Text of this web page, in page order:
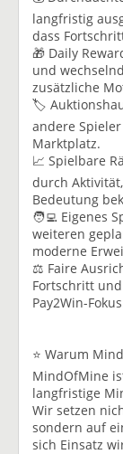
langfristig
dass
🎁 Daily
und
zusätzliche
🏷️
andere
Marktplatz.
📈 Spielbare
durch
Bedeutung
🧑‍💻 Eigenes
weiteren
moderne
⚖️ Faire
Fortschritt
Pay2Win-
⭐ Warum
MindOfMine
langfristige
Wir setzen
sondern auf
sich Einsatz